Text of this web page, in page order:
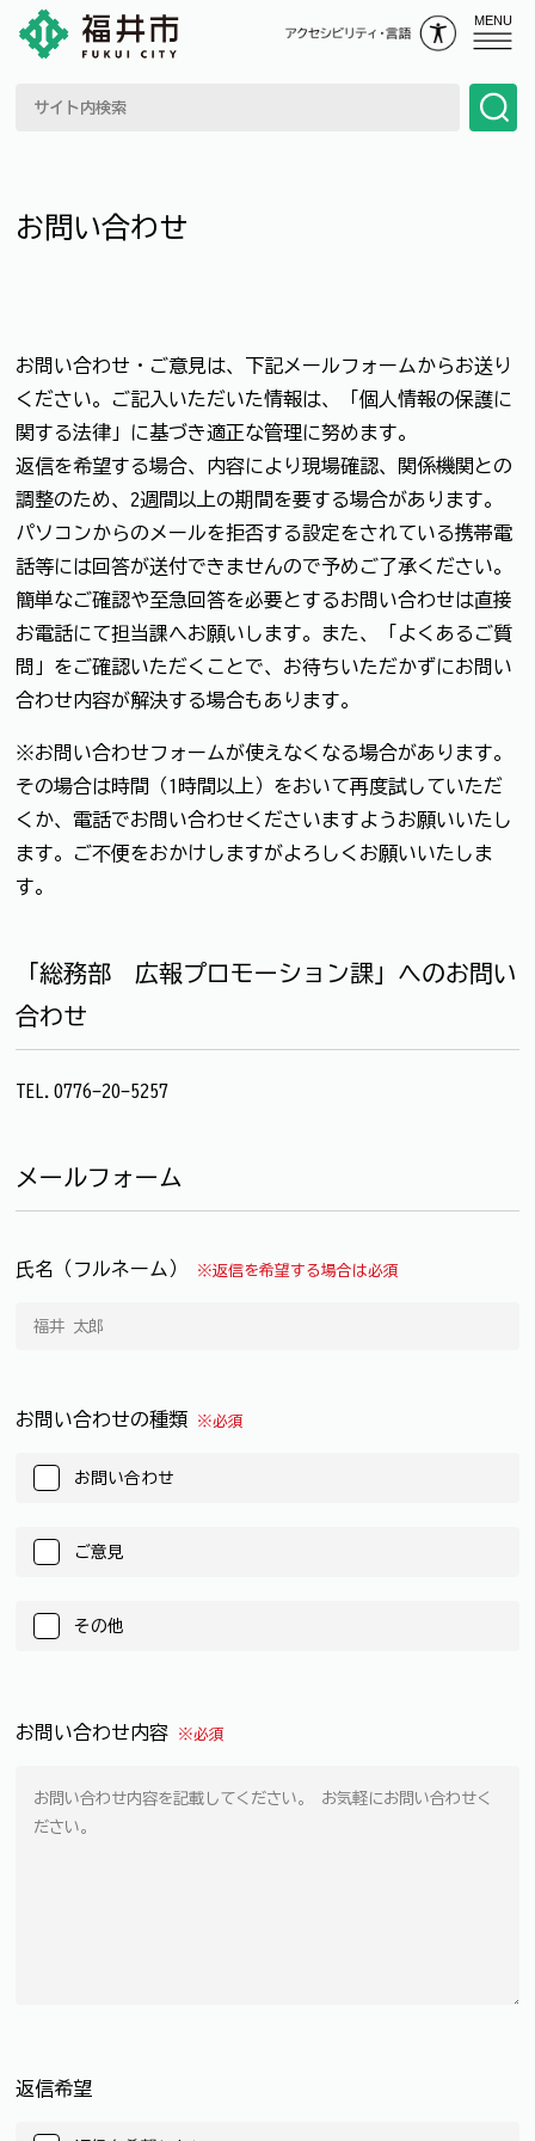
MENU
お問い合わせ
お問い合わせ・ご意見は、下記メールフォームからお送り
ください。ご記入いただいた情報は、「個人情報の保護に
関する法律」に基づき適正な管理に努めます。
返信を希望する場合、内容により現場確認、関係機関との
調整のため、2週間以上の期間を要する場合があります。
パソコンからのメールを拒否する設定をされている携帯電
話等には回答が送付できませんので予めご了承ください。
簡単なご確認や至急回答を必要とするお問い合わせは直接
お電話にて担当課へお願いします。また、「よくあるご質
問」をご確認いただくことで、お待ちいただかずにお問い
合わせ内容が解決する場合もあります。
※お問い合わせフォームが使えなくなる場合があります。
その場合は時間（1時間以上）をおいて再度試していただ
くか、電話でお問い合わせくださいますようお願いいたし
ます。ご不便をおかけしますがよろしくお願いいたしま
す。
「総務部 広報プロモーション課」へのお問い
合わせ
TEL.0776-20-5257
メールフォーム
氏名（フルネーム） ※返信を希望する場合は必須
お問い合わせの種類 ※必須
お問い合わせ
ご意見
その他
お問い合わせ内容 ※必須
返信希望